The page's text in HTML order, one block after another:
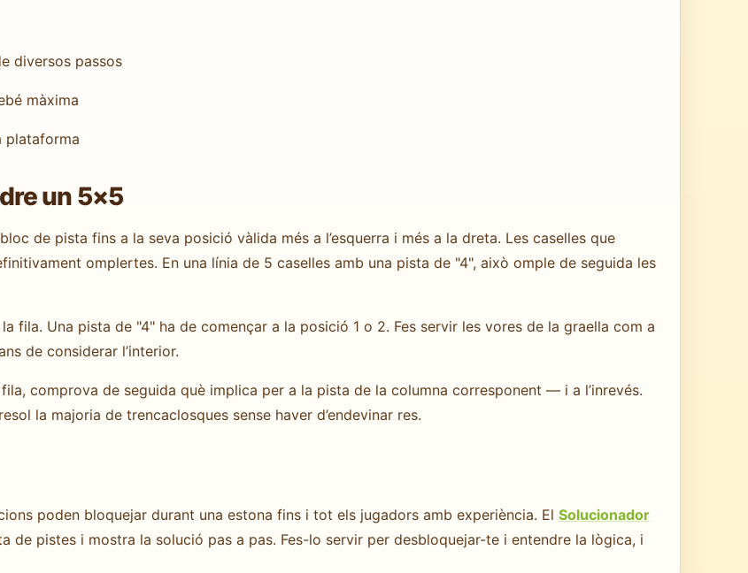
diversos passos
màxima
un 5×5
de pista fins a la seva posició vàlida més a l’esquerra i més a la dreta. Les caselles que
omplertes. En una línia de 5 caselles amb una pista de "4", això omple de seguida les
fila. Una pista de "4" ha de començar a la posició 1 o 2. Fes servir les vores de la graella com a
de considerar l’interior.
comprova de seguida què implica per a la pista de la columna corresponent — i a l’inrevés.
la majoria de trencaclosques sense haver d’endevinar res.
poden bloquejar durant una estona fins i tot els jugadors amb experiència. El Solucionador
de pistes i mostra la solució pas a pas. Fes-lo servir per desbloquejar-te i entendre la lògica, i